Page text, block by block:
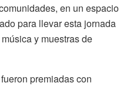
en un espacio
para llevar esta jornada
y muestras de
premiadas con